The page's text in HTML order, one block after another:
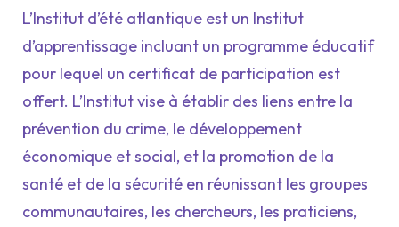
L’Institut d’été atlantique est un Institut
d’apprentissage incluant un programme éducatif
pour lequel un certificat de participation est
offert. L’Institut vise à établir des liens entre la
prévention du crime, le développement
économique et social, et la promotion de la
santé et de la sécurité en réunissant les groupes
communautaires, les chercheurs, les praticiens,